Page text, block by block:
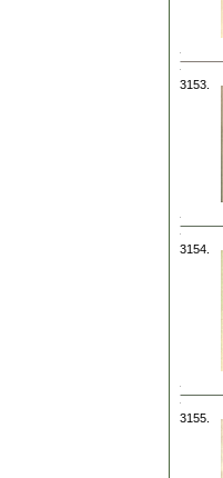
3153.
3154.
3155.